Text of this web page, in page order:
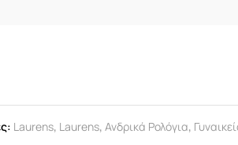
Laurens, Laurens, Ανδρικά Ρολόγια,